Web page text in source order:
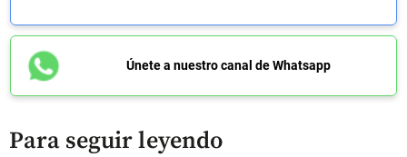
Únete a nuestro canal de Whatsapp
Para seguir leyendo